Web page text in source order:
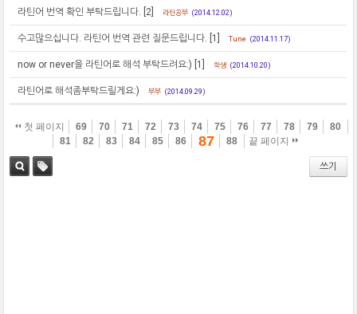
라틴어 번역 확인 부탁드립니다. [2] 라틴공부 (2014.12.02)
수고많으십니다. 라틴어 번역 관련 질문드립니다. [1] Tune (2014.11.17)
now or never을 라틴어로 해석 부탁드려요:) [1] 학생 (2014.10.20)
라틴어로 해석좀부탁드릴게요:) 부부 (2014.09.29)
첫 페이지 69 70 71 72 73 74 75 76 77 78 79
80
81
82 83 84 85 86 87 88 끝 페이지
쓰기